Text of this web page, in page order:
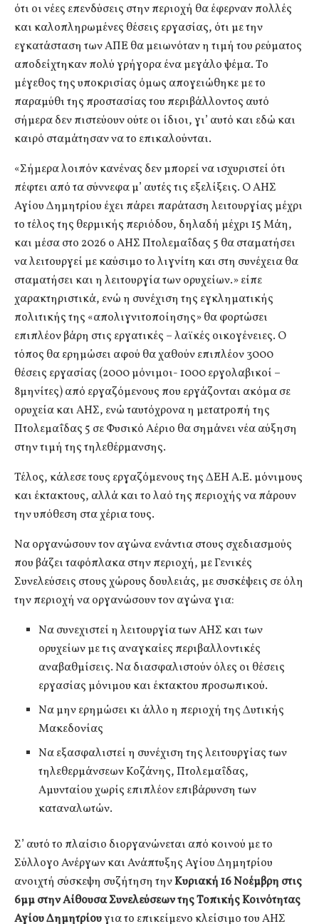
ότι οι νέες επενδύσεις στην περιοχή θα έφερναν πολλές
και καλοπληρωμένες θέσεις εργασίας, ότι με την
εγκατάσταση των ΑΠΕ θα μειωνόταν η τιμή του ρεύματος
αποδείχτηκαν πολύ γρήγορα ένα μεγάλο ψέμα. Το
μέγεθος της υποκρισίας όμως απογειώθηκε με το
παραμύθι της προστασίας του περιβάλλοντος αυτό
σήμερα δεν πιστεύουν ούτε οι ίδιοι, γι’ αυτό και εδώ και
καιρό σταμάτησαν να το επικαλούνται.
«Σήμερα λοιπόν κανένας δεν μπορεί να ισχυριστεί ότι
πέφτει από τα σύννεφα μ’ αυτές τις εξελίξεις. Ο ΑΗΣ
Αγίου Δημητρίου έχει πάρει παράταση λειτουργίας μέχρι
το τέλος της θερμικής περιόδου, δηλαδή μέχρι 15 Μάη,
και μέσα στο 2026 ο ΑΗΣ Πτολεμαΐδας 5 θα σταματήσει
να λειτουργεί με καύσιμο το λιγνίτη και στη συνέχεια θα
σταματήσει και η λειτουργία των ορυχείων.» είπε
χαρακτηριστικά, ενώ η συνέχιση της εγκληματικής
πολιτικής της «απολιγνιτοποίησης» θα φορτώσει
επιπλέον βάρη στις εργατικές – λαϊκές οικογένειες. Ο
τόπος θα ερημώσει αφού θα χαθούν επιπλέον 3000
θέσεις εργασίας (2000 μόνιμοι- 1000 εργολαβικοί –
8μηνίτες) από εργαζόμενους που εργάζονται ακόμα σε
ορυχεία και ΑΗΣ, ενώ ταυτόχρονα η μετατροπή της
Πτολεμαΐδας 5 σε Φυσικό Αέριο θα σημάνει νέα αύξηση
στην τιμή της τηλεθέρμανσης.
Τέλος, κάλεσε τους εργαζόμενους της ΔΕΗ Α.Ε. μόνιμους
και έκτακτους, αλλά και το λαό της περιοχής να πάρουν
την υπόθεση στα χέρια τους.
Να οργανώσουν τον αγώνα ενάντια στους σχεδιασμούς
που βάζει ταφόπλακα στην περιοχή, με Γενικές
Συνελεύσεις στους χώρους δουλειάς, με συσκέψεις σε όλη
την περιοχή να οργανώσουν τον αγώνα για:
Να συνεχιστεί η λειτουργία των ΑΗΣ και των
ορυχείων με τις αναγκαίες περιβαλλοντικές
αναβαθμίσεις. Να διασφαλιστούν όλες οι θέσεις
εργασίας μόνιμου και έκτακτου προσωπικού.
Να μην ερημώσει κι άλλο η περιοχή της Δυτικής
Μακεδονίας
Να εξασφαλιστεί η συνέχιση της λειτουργίας των
τηλεθερμάνσεων Κοζάνης, Πτολεμαΐδας,
Αμυνταίου χωρίς επιπλέον επιβάρυνση των
καταναλωτών.
Σ’ αυτό το πλαίσιο διοργανώνεται από κοινού με το
Σύλλογο Ανέργων και Ανάπτυξης Αγίου Δημητρίου
ανοιχτή σύσκεψη συζήτηση τηνΚυριακή 16 Νοέμβρη στις
6μμ στην Αίθουσα Συνελεύσεων της Τοπικής Κοινότητας
Αγίου Δημητρίουγια το επικείμενο κλείσιμο του ΑΗΣ